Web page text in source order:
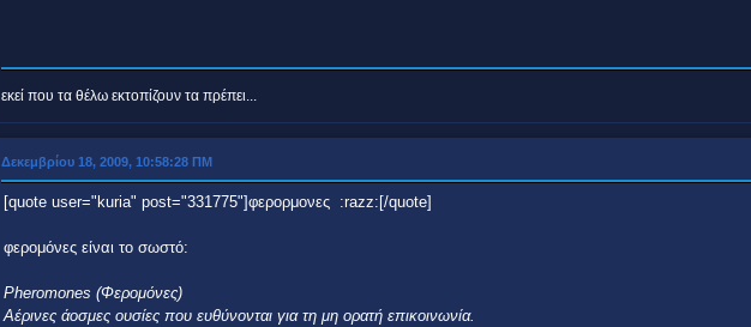
εκεί που τα θέλω εκτοπίζουν τα πρέπει...
Δεκεμβρίου 18, 2009, 10:58:28 ΠΜ
[quote user="kuria" post="331775"]φερορμονες :razz:[/quote]
φερομόνες είναι το σωστό:
Pheromones (Φερομόνες)
Αέρινες άοσμες ουσίες που ευθύνονται για τη μη ορατή επικοινωνία.